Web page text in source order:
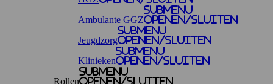
Ambulante GGZ
Submenu
openen/sluiten
Jeugdzorg
Submenu
openen/sluiten
Klinieken
Submenu
openen/sluiten
Rollen
Submenu
openen/sluiten